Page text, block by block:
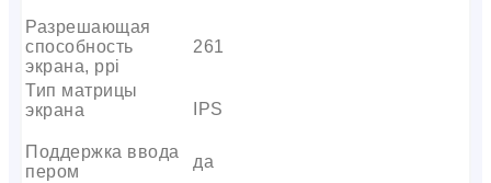
Разрешающая
способность
экрана, ppi
261
Тип матрицы
экрана
IPS
Поддержка ввода
пером
да